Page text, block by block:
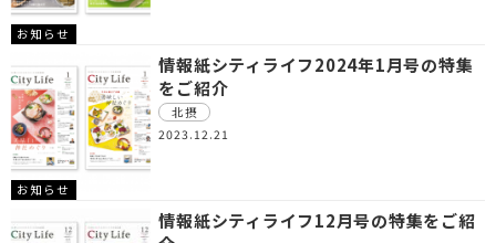
お知らせ
お知らせ
情報紙シティライフ2024年1月号の特集
をご紹介
北摂
2023.12.21
情報紙シティライフ12月号の特集をご紹